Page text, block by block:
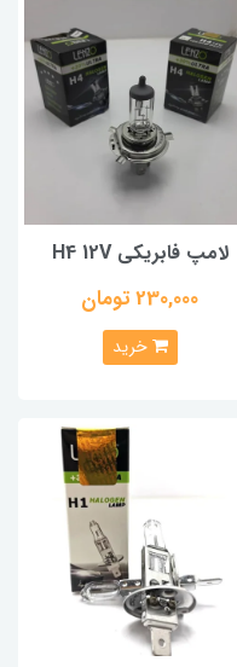
لامپ فابریکی H4 12V
230,000 تومان
خرید